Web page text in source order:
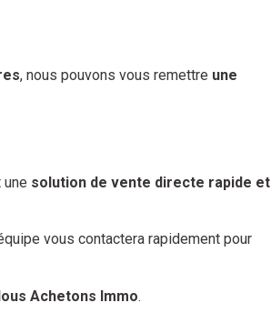
, nous pouvons vous remettre une
solution de vente directe rapide et
vous contactera rapidement pour
Achetons Immo.